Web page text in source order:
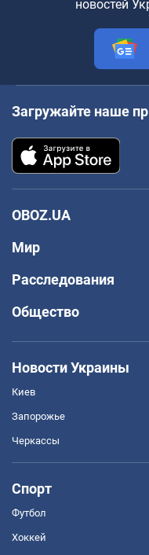
новостей
Загружайте наше
OBOZ.UA
Мир
Расследования
Общество
Новости Украины
Киев
Запорожье
Черкассы
Спорт
Футбол
Хоккей